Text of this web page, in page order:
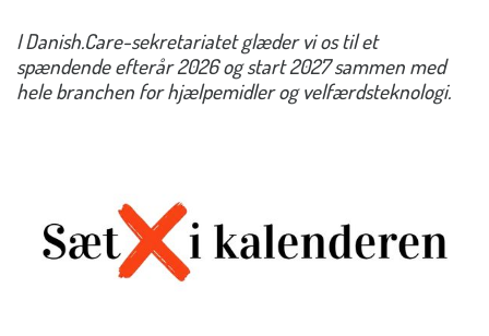
I Danish.Care-sekretariatet glæder vi os til et
spændende efterår 2026 og start 2027 sammen med
hele branchen for hjælpemidler og velfærdsteknologi.